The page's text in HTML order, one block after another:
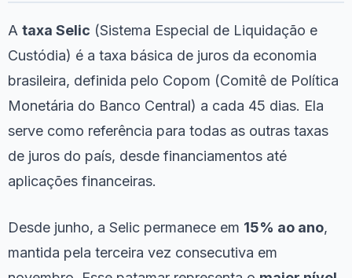
A taxa Selic (Sistema Especial de Liquidação e
Custódia) é a taxa básica de juros da economia
brasileira, definida pelo Copom (Comitê de Política
Monetária do Banco Central) a cada 45 dias. Ela
serve como referência para todas as outras taxas
de juros do país, desde financiamentos até
aplicações financeiras.
Desde junho, a Selic permanece em 15% ao ano,
mantida pela terceira vez consecutiva em